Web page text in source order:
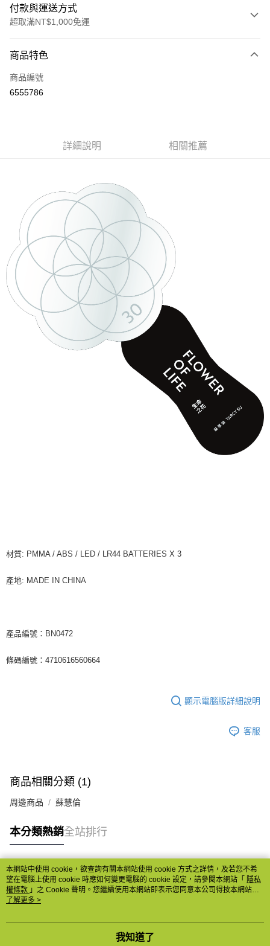
付款與運送方式
超取滿NT$1,000免運
信用卡一次付款
超商取貨付款
全盈+PAY
ATM付款
運送方式
全家取貨付款
每筆NT$65，滿NT$1,000(含以上)免運費
付款後全家取貨
每筆NT$65，滿NT$1,000(含以上)免運費
7-11取貨付款
每筆NT$65，滿NT$1,000(含以上)免運費
商品特色
商品編號
6555786
詳細說明 相關推薦
材質: PMMA / ABS / LED / LR44 BATTERIES X 3
產地: MADE IN CHINA
產品編號：BN0472
條碼編號：4710616560664
顯示電腦版詳細說明
客服
商品相關分類 (1)
周邊商品 蘇慧倫
本分類熱銷全站排行
熱門標籤
本網站中使用 cookie，欲查詢有關本網站使用 cookie 方式之詳情，及若您不希
望在電腦上使用 cookie 時應如何變更電腦的 cookie 設定，請參閱本網站「 隱私
權條款 」之 Cookie 聲明。您繼續使用本網站即表示您同意本公司得按本網站使
用條款之 Cookie 聲明使用 cookie。
了解更多 >
我知道了